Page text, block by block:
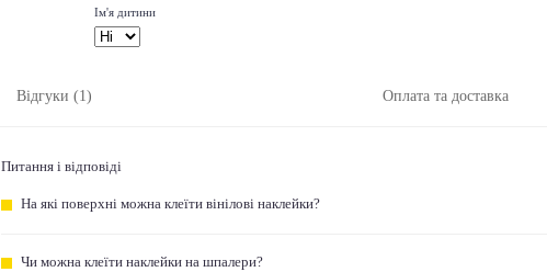
Ім'я дитини
Відгуки (1) Оплата та доставка
Питання і відповіді
На які поверхні можна клеїти вінілові наклейки?
Чи можна клеїти наклейки на шпалери?